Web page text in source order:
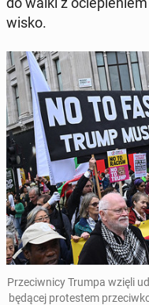
wi­sko.
Prze­ciw­ni­cy Trumpa wzięli
będącej pro­te­stem